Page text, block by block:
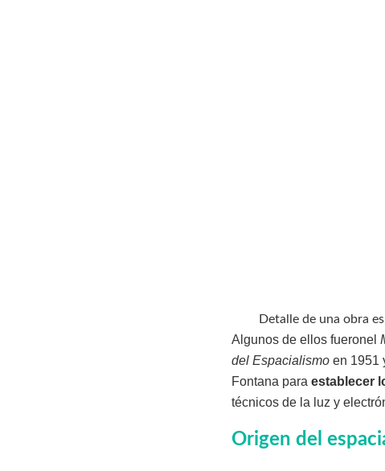
Detalle de una obra
Algunos de ellos fueronel
del Espacialismo en 1951
Fontana para establecer
técnicos de la luz y
Origen del